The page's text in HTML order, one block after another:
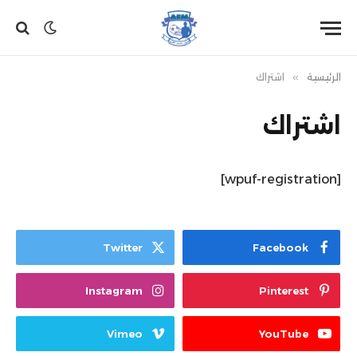
الرئيسية » اشتراك
اشتراك
[wpuf-registration]
Facebook
Twitter
Pinterest
Instagram
YouTube
Vimeo